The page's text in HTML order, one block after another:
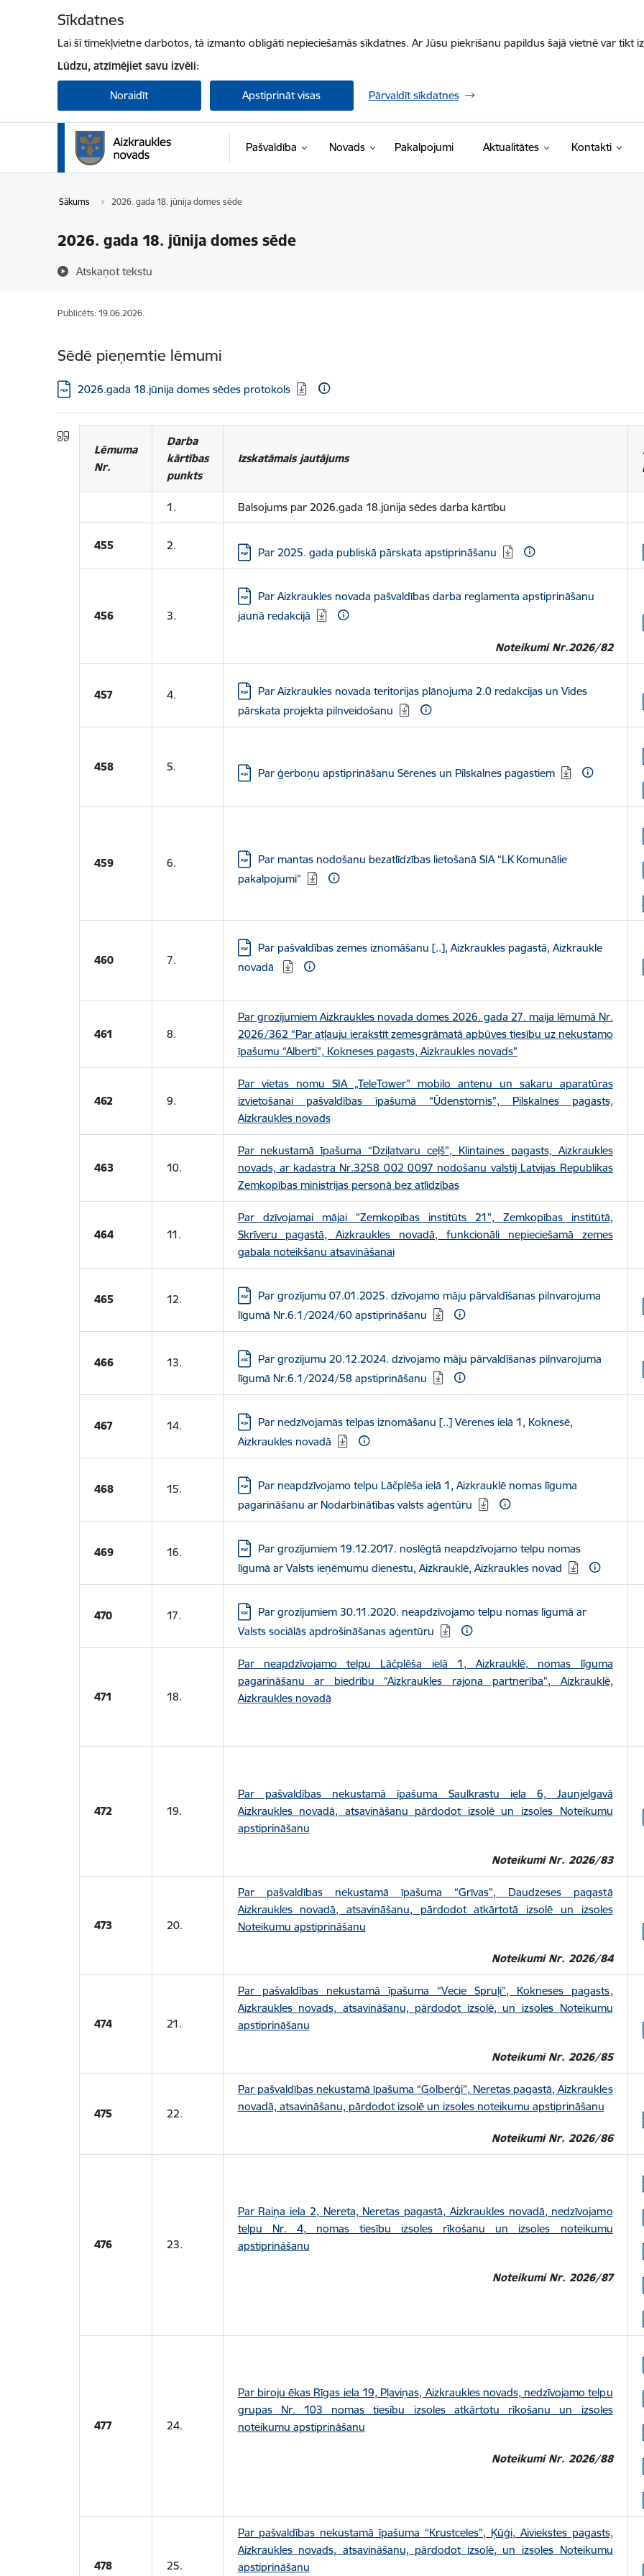
Sīkdatnes
Lai šī tīmekļvietne darbotos, tā izmanto obligāti nepieciešamās sīkdatnes. Ar Jūsu piekrišanu papildus šajā vietnē var tikt
Lūdzu, atzīmējiet savu izvēli:
Noraidīt Apstiprināt visas Pārvaldīt sīkdatnes
Pašvaldība Novads Pakalpojumi Aktualitātes Kontakti
Sākums 2026. gada 18. jūnija domes sēde
2026. gada 18. jūnija domes sēde
Atskaņot tekstu
Publicēts: 19.06.2026.
Sēdē pieņemtie lēmumi
Lejupielādēt:
2026.gada 18.jūnija domes sēdes protokols
Lēmuma
Nr.
Darba
kārtības
punkts
Izskatāmais jautājums
1. Balsojums par 2026.gada 18.jūnija sēdes darba kārtību
455 2. Lejupielādēt:
Par 2025. gada publiskā pārskata apstiprināšanu
456 3.
Lejupielādēt:
Par Aizkraukles novada pašvaldības darba reglamenta apstiprināšanu
jaunā redakcijā
Noteikumi Nr.2026/82
457 4. Lejupielādēt:
Par Aizkraukles novada teritorijas plānojuma 2.0 redakcijas un Vides
pārskata projekta pilnveidošanu
458 5. Lejupielādēt:
Par ģerboņu apstiprināšanu Sērenes un Pilskalnes pagastiem
459 6. Lejupielādēt:
Par mantas nodošanu bezatlīdzības lietošanā SIA “LK Komunālie
pakalpojumi”
460 7.
Lejupielādēt:
Par pašvaldības zemes iznomāšanu [..], Aizkraukles pagastā, Aizkraukle
novadā
461 8.
Par grozījumiem Aizkraukles novada domes 2026. gada 27. maija lēmumā Nr.
2026/362 “Par atļauju ierakstīt zemesgrāmatā apbūves tiesību uz nekustamo
īpašumu “Alberti”, Kokneses pagasts, Aizkraukles novads”
462 9.
Par vietas nomu SIA „TeleTower” mobilo antenu un sakaru aparatūras
izvietošanai pašvaldības īpašumā “Ūdenstornis”, Pilskalnes pagasts,
Aizkraukles novads
463 10.
Par nekustamā īpašuma “Dziļatvaru ceļš”, Klintaines pagasts, Aizkraukles
novads, ar kadastra Nr.3258 002 0097 nodošanu valstij Latvijas Republikas
Zemkopības ministrijas personā bez atlīdzības
464 11.
Par dzīvojamai mājai "Zemkopības institūts 21", Zemkopības institūtā,
Skrīveru pagastā, Aizkraukles novadā, funkcionāli nepieciešamā zemes
gabala noteikšanu atsavināšanai
465 12. Lejupielādēt:
Par grozījumu 07.01.2025. dzīvojamo māju pārvaldīšanas pilnvarojuma
līgumā Nr.6.1/2024/60 apstiprināšanu
466 13. Lejupielādēt:
Par grozījumu 20.12.2024. dzīvojamo māju pārvaldīšanas pilnvarojuma
līgumā Nr.6.1/2024/58 apstiprināšanu
467 14. Lejupielādēt:
Par nedzīvojamās telpas iznomāšanu [..] Vērenes ielā 1, Koknesē,
Aizkraukles novadā
468 15. Lejupielādēt:
Par neapdzīvojamo telpu Lāčplēša ielā 1, Aizkrauklē nomas līguma
pagarināšanu ar Nodarbinātības valsts aģentūru
469 16. Lejupielādēt:
Par grozījumiem 19.12.2017. noslēgtā neapdzīvojamo telpu nomas
līgumā ar Valsts ieņēmumu dienestu, Aizkrauklē, Aizkraukles novad
470 17. Lejupielādēt:
Par grozījumiem 30.11.2020. neapdzīvojamo telpu nomas līgumā ar
Valsts sociālās apdrošināšanas aģentūru
471 18.
Par neapdzīvojamo telpu Lāčplēša ielā 1, Aizkrauklē, nomas līguma
pagarināšanu ar biedrību “Aizkraukles rajona partnerība”, Aizkrauklē,
Aizkraukles novadā
472 19.
Par pašvaldības nekustamā īpašuma Saulkrastu iela 6, Jaunjelgavā
Aizkraukles novadā, atsavināšanu pārdodot izsolē un izsoles Noteikumu
apstiprināšanu
Noteikumi Nr. 2026/83
473 20.
Par pašvaldības nekustamā īpašuma “Grīvas”, Daudzeses pagastā
Aizkraukles novadā, atsavināšanu, pārdodot atkārtotā izsolē un izsoles
Noteikumu apstiprināšanu
Noteikumi Nr. 2026/84
474 21.
Par pašvaldības nekustamā īpašuma “Vecie Spruļi”, Kokneses pagasts,
Aizkraukles novads, atsavināšanu, pārdodot izsolē, un izsoles Noteikumu
apstiprināšanu
Noteikumi Nr. 2026/85
475 22.
Par pašvaldības nekustamā īpašuma “Golberģi”, Neretas pagastā, Aizkraukles
novadā, atsavināšanu, pārdodot izsolē un izsoles noteikumu apstiprināšanu
Noteikumi Nr. 2026/86
476 23.
Par Raiņa iela 2, Nereta, Neretas pagastā, Aizkraukles novadā, nedzīvojamo
telpu Nr. 4, nomas tiesību izsoles rīkošanu un izsoles noteikumu
apstiprināšanu
Noteikumi Nr. 2026/87
477 24.
Par biroju ēkas Rīgas iela 19, Pļaviņas, Aizkraukles novads, nedzīvojamo telpu
grupas Nr. 103 nomas tiesību izsoles atkārtotu rīkošanu un izsoles
noteikumu apstiprināšanu
Noteikumi Nr. 2026/88
478 25.
Par pašvaldības nekustamā īpašuma “Krustceles”, Ķūģi, Aiviekstes pagasts,
Aizkraukles novads, atsavināšanu, pārdodot izsolē, un izsoles Noteikumu
apstiprināšanu